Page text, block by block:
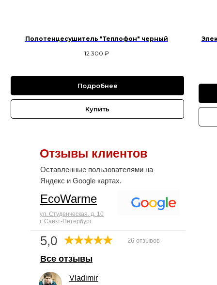
Полотенцесушитель "Теплофон" черный
12 300 ₽
Подробнее
Купить
Отзывы клиентов
Оставленные пользователями на
Яндекс и Google картах.
5,0
ул. Студенческая, д. 10
г. Санкт-Петербург
EcoWarme
26 отзывов
Все отзывы
Vladimir